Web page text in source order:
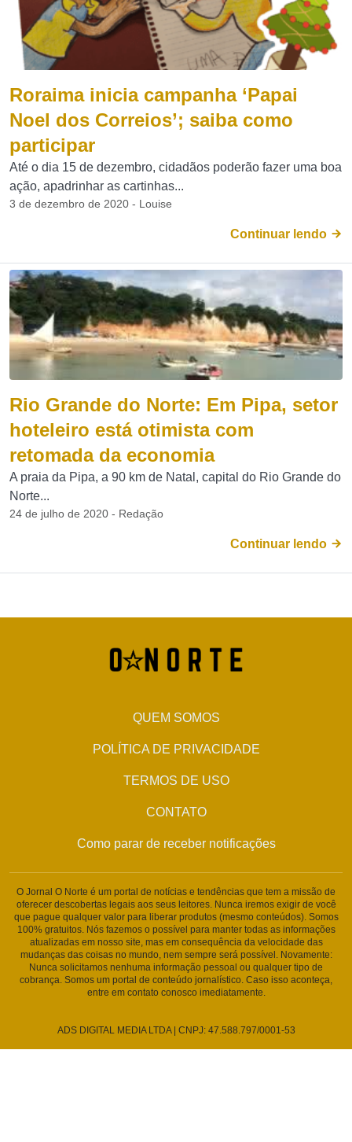
Roraima inicia campanha ‘Papai
Noel dos Correios’; saiba como
participar
Até o dia 15 de dezembro, cidadãos poderão fazer uma boa
ação, apadrinhar as cartinhas...
3 de dezembro de 2020 - Louise
Continuar lendo
Rio Grande do Norte: Em Pipa, setor
hoteleiro está otimista com
retomada da economia
A praia da Pipa, a 90 km de Natal, capital do Rio Grande do
Norte...
24 de julho de 2020 - Redação
Continuar lendo
QUEM SOMOS
POLÍTICA DE PRIVACIDADE
TERMOS DE USO
CONTATO
Como parar de receber notificações
O Jornal O Norte é um portal de notícias e tendências que tem a missão de
oferecer descobertas legais aos seus leitores. Nunca iremos exigir de você
que pague qualquer valor para liberar produtos (mesmo conteúdos). Somos
100% gratuitos. Nós fazemos o possível para manter todas as informações
atualizadas em nosso site, mas em consequência da velocidade das
mudanças das coisas no mundo, nem sempre será possível. Novamente:
Nunca solicitamos nenhuma informação pessoal ou qualquer tipo de
cobrança. Somos um portal de conteúdo jornalístico. Caso isso aconteça,
entre em contato conosco imediatamente.
ADS DIGITAL MEDIA LTDA | CNPJ: 47.588.797/0001-53